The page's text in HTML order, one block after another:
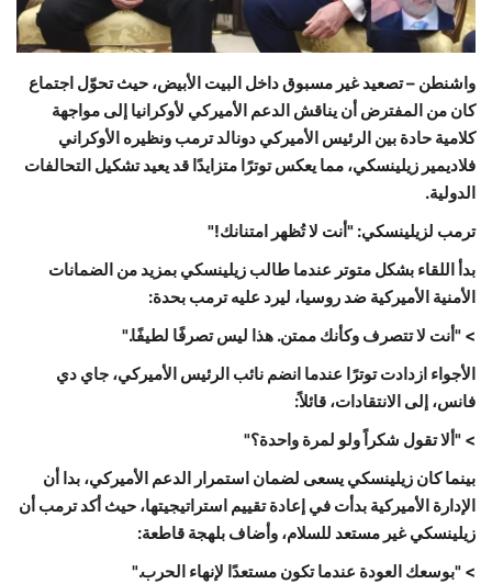
واشنطن – تصعيد غير مسبوق داخل البيت الأبيض، حيث تحوّل اجتماع
كان من المفترض أن يناقش الدعم الأميركي لأوكرانيا إلى مواجهة
كلامية حادة بين الرئيس الأميركي دونالد ترمب ونظيره الأوكراني
فلاديمير زيلينسكي، مما يعكس توترًا متزايدًا قد يعيد تشكيل التحالفات
الدولية.
ترمب لزيلينسكي: "أنت لا تُظهر امتنانك!"
بدأ اللقاء بشكل متوتر عندما طالب زيلينسكي بمزيد من الضمانات
الأمنية الأميركية ضد روسيا، ليرد عليه ترمب بحدة:
> "أنت لا تتصرف وكأنك ممتن. هذا ليس تصرفًا لطيفًا."
الأجواء ازدادت توترًا عندما انضم نائب الرئيس الأميركي، جاي دي
فانس، إلى الانتقادات، قائلاً:
> "ألا تقول شكراً ولو لمرة واحدة؟"
بينما كان زيلينسكي يسعى لضمان استمرار الدعم الأميركي، بدا أن
الإدارة الأميركية بدأت في إعادة تقييم استراتيجيتها، حيث أكد ترمب أن
زيلينسكي غير مستعد للسلام، وأضاف بلهجة قاطعة:
> "بوسعك العودة عندما تكون مستعدًا لإنهاء الحرب."